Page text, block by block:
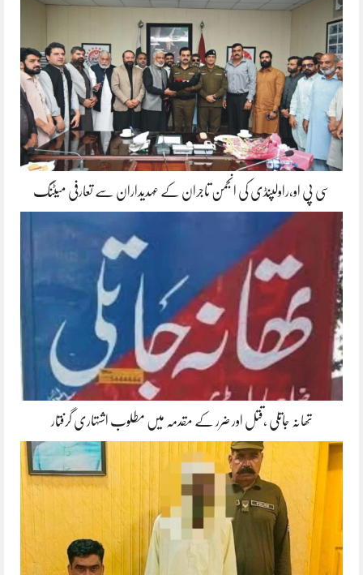
سی پی او،راولپنڈی کی انجمن تاجران کے عہدیداران سے تعارفی میٹنگ
تھانہ جاتلی ،قتل اور ضرر کے مقدمہ میں مطلوب اشتہاری گرفتار